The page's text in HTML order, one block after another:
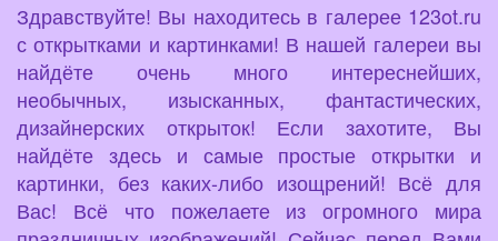
Здравствуйте! Вы находитесь в галерее 123ot.ru
с открытками и картинками! В нашей галереи вы
найдёте очень много интереснейших,
необычных, изысканных, фантастических,
дизайнерских открыток! Если захотите, Вы
найдёте здесь и самые простые открытки и
картинки, без каких-либо изощрений! Всё для
Вас! Всё что пожелаете из огромного мира